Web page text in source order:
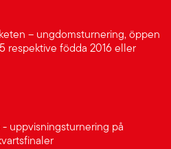
– ungdomsturnering, öppen
respektive födda 2016 eller
uppvisningsturnering på